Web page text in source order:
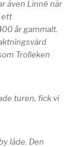
även Linné när
ett
år gammalt.
Trolleken
turen, fick vi
läde. Den